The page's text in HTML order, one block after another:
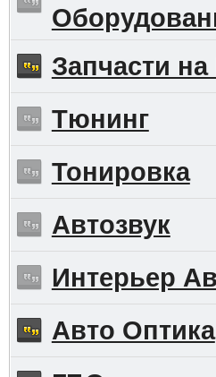
Запчасти
Тюнинг
Тонировка
Автозвук
Интерьер
Авто Оптика